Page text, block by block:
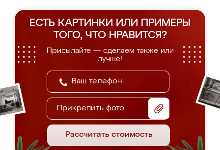
ЕСТЬ КАРТИНКИ ИЛИ ПРИМЕРЫ
ТОГО, ЧТО НРАВИТСЯ?
Присылайте — сделаем также или
лучше!
Прикрепить фото
Рассчитать стоимость